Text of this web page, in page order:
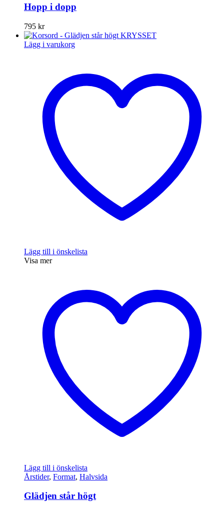
Hopp i dopp
795 kr
Lägg i varukorg
Lägg till i önskelista
Visa mer
Lägg till i önskelista
Årstider, Format, Halvsida
Glädjen står högt